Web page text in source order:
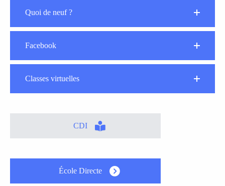
Quoi de neuf ?
Facebook
Classes virtuelles
CDI
École Directe